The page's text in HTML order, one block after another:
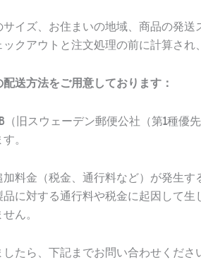
イズ、お住まいの地域、商品の発
クアウトと注文処理の前に計算され
送方法をご用意しております：
（旧スウェーデン郵便公社（第1種
。
料金（税金、通行料など）が発生
に対する通行料や税金に起因して
ん。
たら、下記までお問い合わせくださ